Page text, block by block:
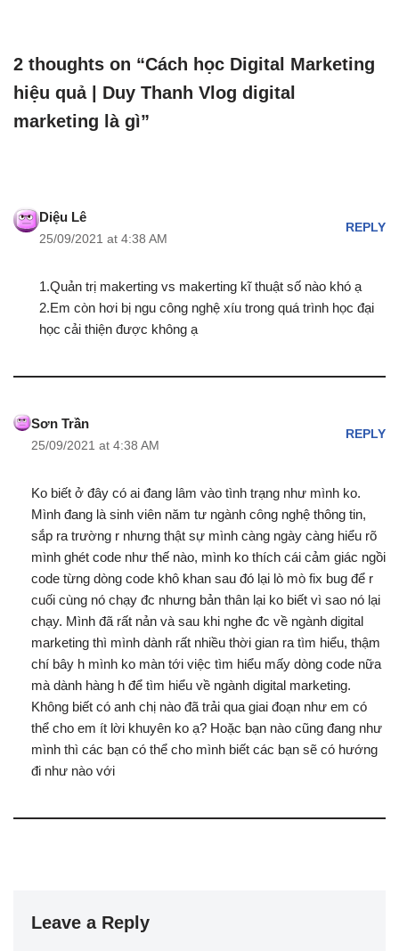
2 thoughts on “Cách học Digital Marketing
hiệu quả | Duy Thanh Vlog digital
marketing là gì”
Diệu Lê
25/09/2021 at 4:38 AM
REPLY
1.Quản trị makerting vs makerting kĩ thuật số nào khó ạ
2.Em còn hơi bị ngu công nghệ xíu trong quá trình học đại
học cải thiện được không ạ
Sơn Trần
25/09/2021 at 4:38 AM
REPLY
Ko biết ở đây có ai đang lâm vào tình trạng như mình ko.
Mình đang là sinh viên năm tư ngành công nghệ thông tin,
sắp ra trường r nhưng thật sự mình càng ngày càng hiểu rõ
mình ghét code như thế nào, mình ko thích cái cảm giác ngồi
code từng dòng code khô khan sau đó lại lò mò fix bug để r
cuối cùng nó chạy đc nhưng bản thân lại ko biết vì sao nó lại
chạy. Mình đã rất nản và sau khi nghe đc về ngành digital
marketing thì mình dành rất nhiều thời gian ra tìm hiểu, thậm
chí bây h mình ko màn tới việc tìm hiểu mấy dòng code nữa
mà dành hàng h để tìm hiểu về ngành digital marketing.
Không biết có anh chị nào đã trải qua giai đoạn như em có
thể cho em ít lời khuyên ko ạ? Hoặc bạn nào cũng đang như
mình thì các bạn có thể cho mình biết các bạn sẽ có hướng
đi như nào với
Leave a Reply